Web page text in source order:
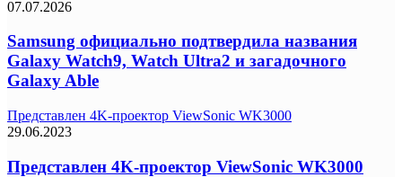
07.07.2026
Samsung официально подтвердила названия
Galaxy Watch9, Watch Ultra2 и загадочного
Galaxy Able
Представлен 4K-проектор ViewSonic WK3000
29.06.2023
Представлен 4K-проектор ViewSonic WK3000